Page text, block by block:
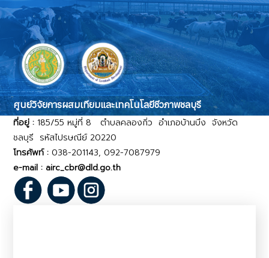
ศูนย์วิจัยการผสมเทียมและเทคโนโลยีชีวภาพชลบุรี
ที่อยู่ :185/55 หมู่ที่ 8 ตำบลคลองกิ่ว อำเภอบ้านบึง จังหวัด
ชลบุรี รหัสไปรษณีย์ 20220
โทรศัพท์ : 038-201143, 092-7087979
e-mail : airc_cbr@dld.go.th